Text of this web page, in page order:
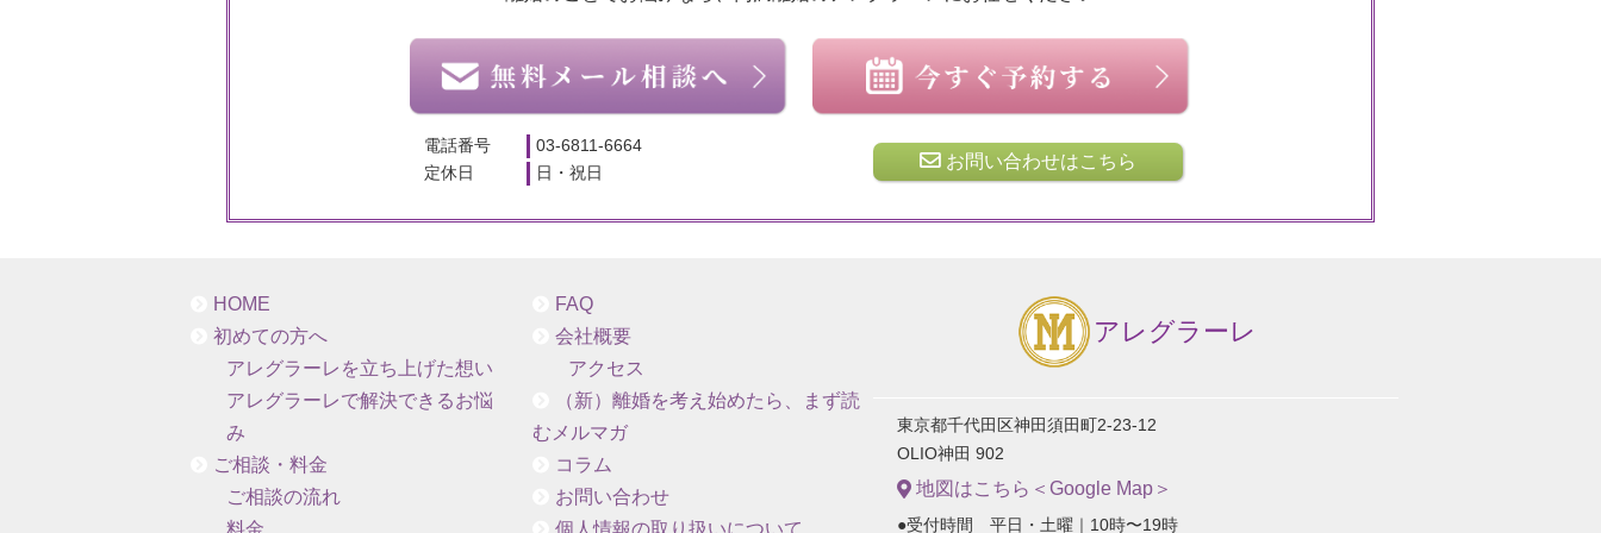
お問い合わせはこちら
電話番号
03-6811-6664
定休日
日・祝日
HOME
初めての方へ
アレグラーレを立ち上げた想い
アレグラーレで解決できるお悩
み
ご相談・料金
ご相談の流れ
料金
FAQ
会社概要
アクセス
（新）離婚を考え始めたら、まず読
むメルマガ
コラム
お問い合わせ
個人情報の取り扱いについて
アレグラーレ
東京都千代田区神田須田町2-23-12
OLIO神田 902
地図はこちら＜Google Map＞
●受付時間 平日・土曜｜10時〜19時